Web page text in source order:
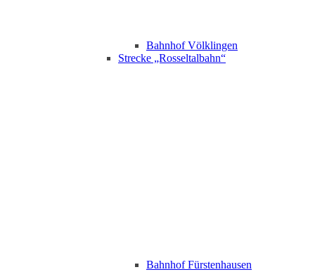
Bahnhof Völklingen
Strecke „Rosseltalbahn“
Bahnhof Fürstenhausen